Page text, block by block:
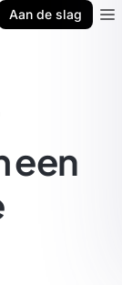
Aan de slag
een